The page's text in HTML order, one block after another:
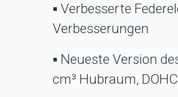
▪ Verbesserte
Verbesserungen
▪ Neueste Version
cm³ Hubraum,